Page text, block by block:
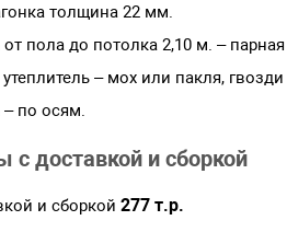
толщина 22 мм.
от пола до потолка 2,10 м. –
– мох или пакля,
– по осям.
доставкой и сборкой
и сборкой277 т.р.